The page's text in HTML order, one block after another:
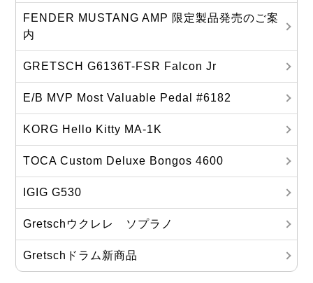
FENDER MUSTANG AMP 限定製品発売のご案
内
GRETSCH G6136T-FSR Falcon Jr
E/B MVP Most Valuable Pedal #6182
KORG Hello Kitty MA‐1K
TOCA Custom Deluxe Bongos 4600
IGIG G530
Gretschウクレレ ソプラノ
Gretschドラム新商品